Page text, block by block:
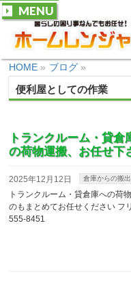
MENU
HOME » ブログ »
便利屋としての作業
トランクルーム・貸倉
の荷物運搬、お任せ下
2025年12月12日 倉庫からの搬
トランクルーム・貸倉庫への荷
のもまとめてお任せください フ
555-8451